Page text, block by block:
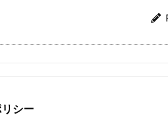
シー